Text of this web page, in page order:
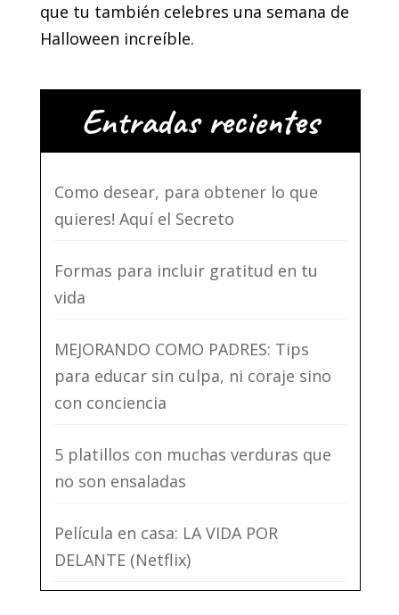
que tu también celebres una semana de
Halloween increíble.
Entradas recientes
Como desear, para obtener lo que
quieres! Aquí el Secreto
Formas para incluir gratitud en tu
vida
MEJORANDO COMO PADRES: Tips
para educar sin culpa, ni coraje sino
con conciencia
5 platillos con muchas verduras que
no son ensaladas
Película en casa: LA VIDA POR
DELANTE (Netflix)